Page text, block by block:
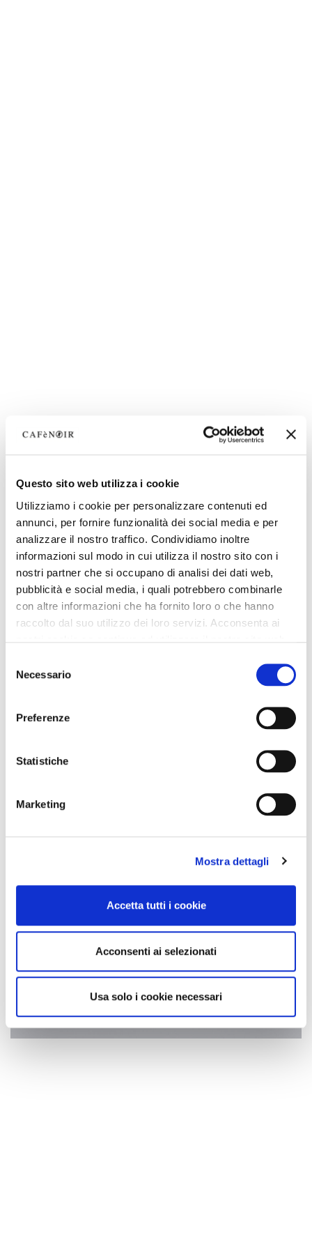
Questo sito web utilizza i cookie
Utilizziamo i cookie per personalizzare contenuti ed
annunci, per fornire funzionalità dei social media e per
analizzare il nostro traffico. Condividiamo inoltre
informazioni sul modo in cui utilizza il nostro sito con i
nostri partner che si occupano di analisi dei dati web,
pubblicità e social media, i quali potrebbero combinarle
con altre informazioni che ha fornito loro o che hanno
raccolto dal suo utilizzo dei loro servizi. Acconsenta ai
delNecessario
Preferenze
Statistiche
Marketing
Mostra dettagli
Accetta tutti i cookie
Acconsenti ai selezionati
Usa solo i cookie necessari